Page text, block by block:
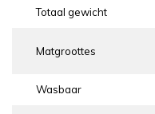
Totaal gewicht
Matgroottes
Wasbaar